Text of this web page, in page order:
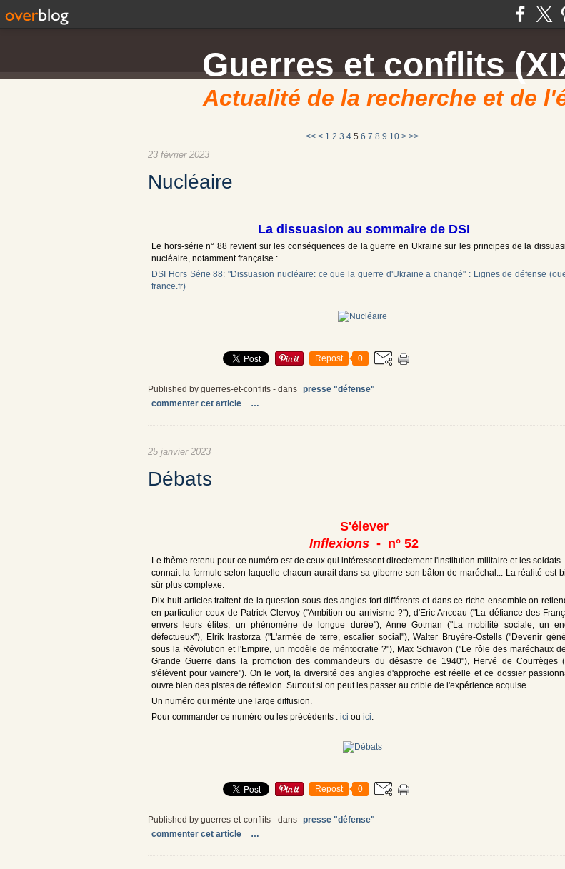
Guerres et conflits
Actualité de la recherche et de
<< < 1 2 3 4 5 6 7 8 9 10 > >>
23 février 2023
Nucléaire
La dissuasion au sommaire de DSI
Le hors-série n° 88 revient sur les conséquences de la guerre en Ukraine sur les principes de la
nucléaire, notamment française :
DSI Hors Série 88: "Dissuasion nucléaire: ce que la guerre d'Ukraine a changé" : Lignes de défense
france.fr)
Repost 0
Published by guerres-et-conflits - dans presse "défense"
commenter cet article
…
25 janvier 2023
Débats
S'élever
Inflexions - n° 52
Le thème retenu pour ce numéro est de ceux qui intéressent directement l'institution militaire et les soldats.
connait la formule selon laquelle chacun aurait dans sa giberne son bâton de maréchal... La réalité est
sûr plus complexe.
Dix-huit articles traitent de la question sous des angles fort différents et dans ce riche ensemble on
en particulier ceux de Patrick Clervoy ("Ambition ou arrivisme ?"), d'Eric Anceau ("La défiance des
envers leurs élites, un phénomène de longue durée"), Anne Gotman ("La mobilité sociale, un
défectueux"), Elrik Irastorza ("L'armée de terre, escalier social"), Walter Bruyère-Ostells ("Devenir
sous la Révolution et l'Empire, un modèle de méritocratie ?"), Max Schiavon ("Le rôle des maréchaux
Grande Guerre dans la promotion des commandeurs du désastre de 1940"), Hervé de Courrèges
s'élèvent pour vaincre"). On le voit, la diversité des angles d'approche est réelle et ce dossier
ouvre bien des pistes de réflexion. Surtout si on peut les passer au crible de l'expérience acquise...
Un numéro qui mérite une large diffusion.
Pour commander ce numéro ou les précédents : ici ou ici.
Repost 0
Published by guerres-et-conflits - dans presse "défense"
commenter cet article
…